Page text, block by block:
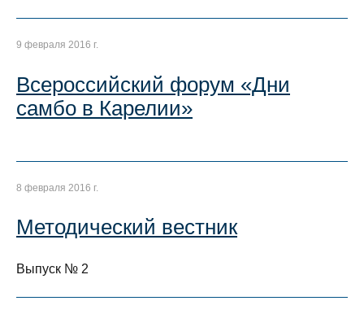
9 февраля 2016 г.
Всероссийский форум «Дни
самбо в Карелии»
8 февраля 2016 г.
Методический вестник
Выпуск № 2